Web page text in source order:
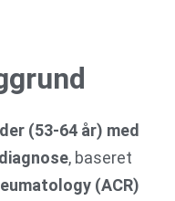
(53-64 år) med
, baseret
(ACR)